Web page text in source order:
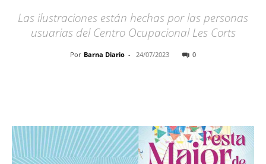
Las ilustraciones están hechas por las personas
usuarias del Centro Ocupacional Les Corts
Por Barna Diario - 24/07/2023 0